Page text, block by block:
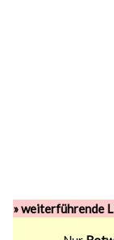
» weiterführende